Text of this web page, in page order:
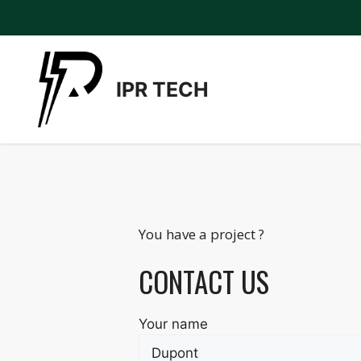
content
IPR TECH
You have a project ?
CONTACT US
Your name